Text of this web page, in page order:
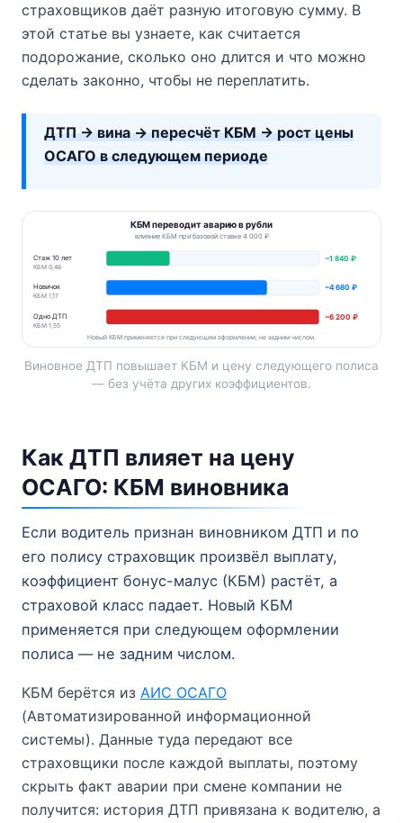
страховщиков даёт разную итоговую сумму. В
этой статье вы узнаете, как считается
подорожание, сколько оно длится и что можно
сделать законно, чтобы не переплатить.
ДТП → вина → пересчёт КБМ → рост цены
ОСАГО в следующем периоде
КБМ переводит аварию в рубли
влияние КБМ при базовой ставке 4 000 ₽
Стаж 10 лет
КБМ 0,46
~1 840 ₽
Новичок
КБМ 1,17
~4 680 ₽
Одно ДТП
КБМ 1,55
~6 200 ₽
Новый КБМ применяется при следующем оформлении, не задним числом.
Виновное ДТП повышает КБМ и цену следующего полиса
— без учёта других коэффициентов.
Как ДТП влияет на цену
ОСАГО: КБМ виновника
Если водитель признан виновником ДТП и по
его полису страховщик произвёл выплату,
коэффициент бонус-малус (КБМ) растёт, а
страховой класс падает. Новый КБМ
применяется при следующем оформлении
полиса — не задним числом.
КБМ берётся из АИС ОСАГО
(Автоматизированной информационной
системы). Данные туда передают все
страховщики после каждой выплаты, поэтому
скрыть факт аварии при смене компании не
получится: история ДТП привязана к водителю, а